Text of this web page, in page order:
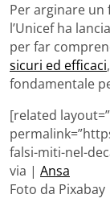
Per arginare
l’Unicef ha
per far
sicuri ed efficaci
fondamentale
[related
falsi-miti-nel-
via | Ansa
Foto da Pixabay